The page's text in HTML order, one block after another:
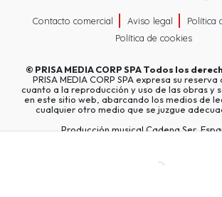
Contacto comercial Aviso legal
Política
Política de cookies
© PRISA MEDIA CORP SPATodos los
PRISA MEDIA CORP SPA expresa su
cuanto a la reproducción y uso de las obras y
en este sitio web, abarcando los medios de
cualquier otro medio que se juzgue
Producción musical Cadena Ser,